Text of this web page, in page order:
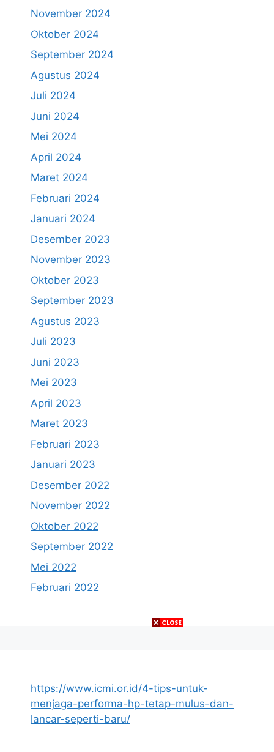
November 2024
Oktober 2024
September 2024
Agustus 2024
Juli 2024
Juni 2024
Mei 2024
April 2024
Maret 2024
Februari 2024
Januari 2024
Desember 2023
November 2023
Oktober 2023
September 2023
Agustus 2023
Juli 2023
Juni 2023
Mei 2023
April 2023
Maret 2023
Februari 2023
Januari 2023
Desember 2022
November 2022
Oktober 2022
September 2022
Mei 2022
Februari 2022
https://www.icmi.or.id/4-tips-untuk-
menjaga-performa-hp-tetap-mulus-dan-
lancar-seperti-baru/